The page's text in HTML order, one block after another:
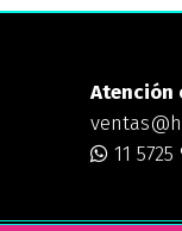
Atención
11 5725